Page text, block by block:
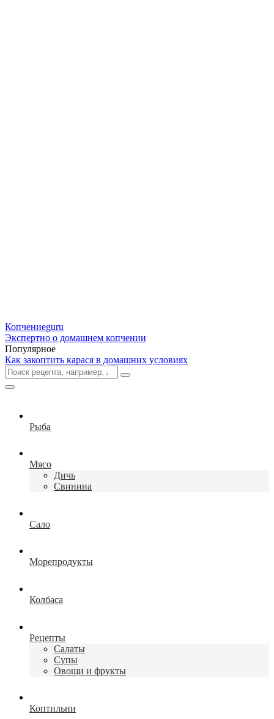
Копчениеguru
Экспертно о домашнем копчении
Популярное
Как закоптить карася в домашних условиях
Рыба
Мясо
Дичь
Свинина
Сало
Морепродукты
Колбаса
Рецепты
Салаты
Супы
Овощи и фрукты
Коптильни